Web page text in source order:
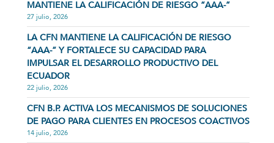
MANTIENE LA CALIFICACIÓN DE RIESGO “AAA-”
27 julio, 2026
LA CFN MANTIENE LA CALIFICACIÓN DE RIESGO
“AAA-” Y FORTALECE SU CAPACIDAD PARA
IMPULSAR EL DESARROLLO PRODUCTIVO DEL
ECUADOR
22 julio, 2026
CFN B.P. ACTIVA LOS MECANISMOS DE SOLUCIONES
DE PAGO PARA CLIENTES EN PROCESOS COACTIVOS
14 julio, 2026